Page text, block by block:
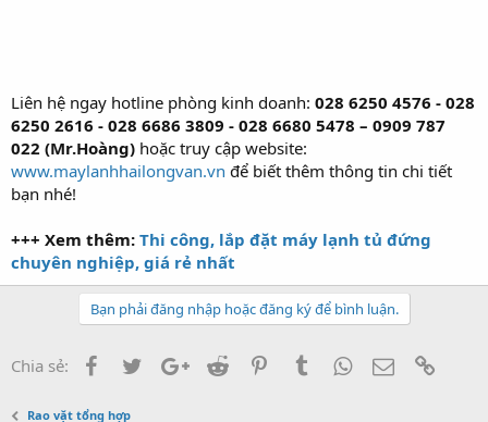
Liên hệ ngay hotline phòng kinh doanh: 028 6250 4576 - 028
6250 2616 - 028 6686 3809 - 028 6680 5478 – 0909 787
022 (Mr.Hoàng) hoặc truy cập website:
www.maylanhhailongvan.vn để biết thêm thông tin chi tiết
bạn nhé!
+++ Xem thêm: Thi công, lắp đặt máy lạnh tủ đứng
chuyên nghiệp, giá rẻ nhất
Bạn phải đăng nhập hoặc đăng ký để bình luận.
Chia sẻ: FacebookTwitterGoogle+
Reddit PinterestTumblrWhatsApp
Email
Rao vặt tổng hợp